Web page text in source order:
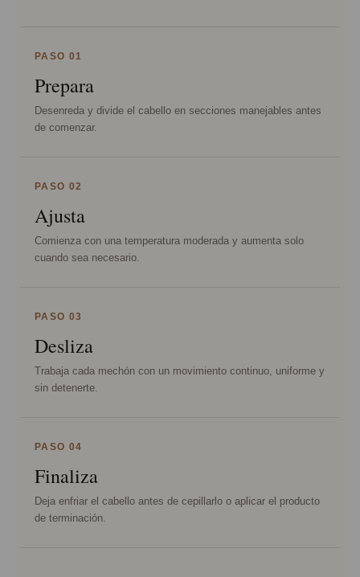
PASO 01
Prepara
Desenreda y divide el cabello en secciones manejables antes
de comenzar.
PASO 02
Ajusta
Comienza con una temperatura moderada y aumenta solo
cuando sea necesario.
PASO 03
Desliza
Trabaja cada mechón con un movimiento continuo, uniforme y
sin detenerte.
PASO 04
Finaliza
Deja enfriar el cabello antes de cepillarlo o aplicar el producto
de terminación.